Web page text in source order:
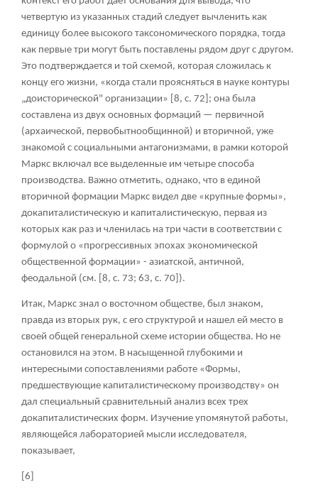
четвертую из указанных стадий следует вычленить как
единицу более высокого таксономического порядка, тогда
как первые три могут быть поставлены рядом друг с другом.
Это подтверждается и той схемой, которая сложилась к
концу его жизни, «когда стали проясняться в науке контуры
„доисторической" организации» [8, с. 72]; она была
составлена из двух основных формаций — первичной
(архаической, первобытнообщинной) и вторичной, уже
знакомой с социальными антагонизмами, в рамки которой
Маркс включал все выделенные им четыре способа
производства. Важно отметить, однако, что в единой
вторичной формации Маркс видел две «крупные формы»,
докапиталистическую и капиталистическую, первая из
которых как раз и членилась на три части в соответствии с
формулой о «прогрессивных эпохах экономической
общественной формации» - азиатской, античной,
феодальной (см. [8, с. 73; 63, c. 70]).
Итак, Маркс знал о восточном обществе, был знаком,
правда из вторых рук, с его структурой и нашел ей место в
своей общей генеральной схеме истории общества. Но не
остановился на этом. В насыщенной глубокими и
интересными сопоставлениями работе «Формы,
предшествующие капиталистическому производству» он
дал специальный сравнительный анализ всех трех
докапиталистических форм. Изучение упомянутой работы,
являющейся лабораторией мысли исследователя,
показывает,
[6]